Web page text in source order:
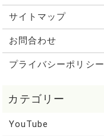
サイトマップ
お問合わせ
プライバシーポリシー
YouTube